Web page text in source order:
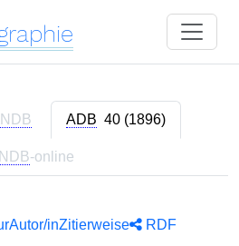
NDB ADB 40 (1896)
NDB-online
Autor/inZitierweise
RDF